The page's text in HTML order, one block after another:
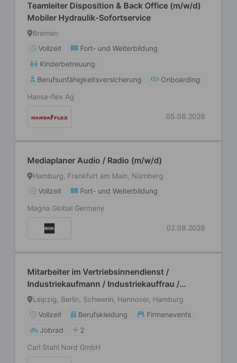
Teamleiter Disposition & Back Office (m/w/d)
Mobiler Hydraulik-Sofortservice
Bremen
Vollzeit
Fort- und Weiterbildung
Kinderbetreuung
Berufsunfähigkeitsversicherung
Onboarding
Hansa-flex Ag
05.08.2026
Mediaplaner Audio / Radio (m/w/d)
Hamburg, Frankfurt am Main, Nürnberg
Vollzeit
Fort- und Weiterbildung
Magna Global Germany
02.08.2026
Mitarbeiter im Vertriebsinnendienst /
Industriekaufmann / Industriekauffrau /
Sachbearbeiter (m/w/d)
Leipzig, Berlin, Schwerin, Hannover, Hamburg
Vollzeit
Berufskleidung
Firmenevents
Jobrad
2
Carl Stahl Nord GmbH